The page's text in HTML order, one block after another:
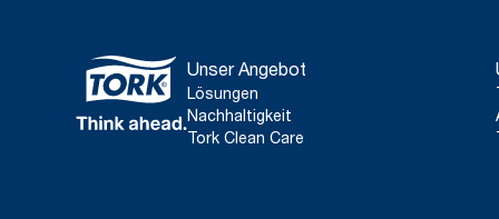
Unser Angebot
Lösungen
Nachhaltigkeit
Tork Clean Care